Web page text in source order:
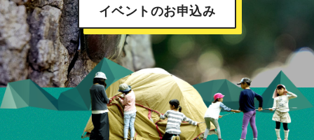
イベントのお申込み